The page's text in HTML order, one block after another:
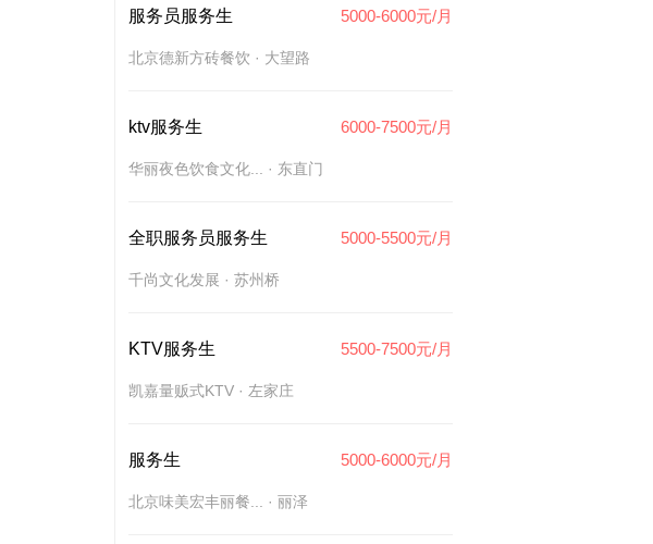
服务员服务生 5000-6000元/月
北京德新方砖餐饮 · 大望路
ktv服务生 6000-7500元/月
华丽夜色饮食文化... · 东直门
全职服务员服务生 5000-5500元/月
千尚文化发展 · 苏州桥
KTV服务生 5500-7500元/月
凯嘉量贩式KTV · 左家庄
服务生 5000-6000元/月
北京味美宏丰丽餐... · 丽泽